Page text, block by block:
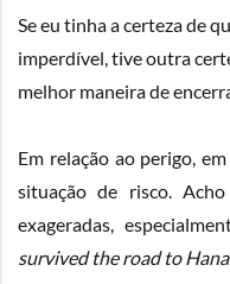
Se eu tinha a certeza de
imperdível, tive outra
melhor maneira de
Em relação ao perigo,
situação de risco.
exageradas,
survived the road to